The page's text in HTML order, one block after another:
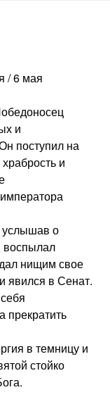
/ 6 мая
и
поступил на
и
о
воспылал
нищим свое
явился в Сенат.
прекратить
в темницу и
стойко